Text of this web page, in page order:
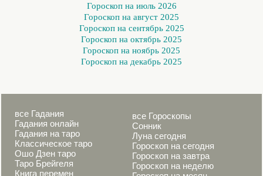
Гороскоп на июль 2026
Гороскоп на август 2025
Гороскоп на сентябрь 2025
Гороскоп на октябрь 2025
Гороскоп на ноябрь 2025
Гороскоп на декабрь 2025
все Гадания
Гадания онлайн
Гадания на таро
Классическое таро
Ошо Дзен таро
Таро Брейгеля
Книга перемен
все Гороскопы
Сонник
Луна сегодня
Гороскоп на сегодня
Гороскоп на завтра
Гороскоп на неделю